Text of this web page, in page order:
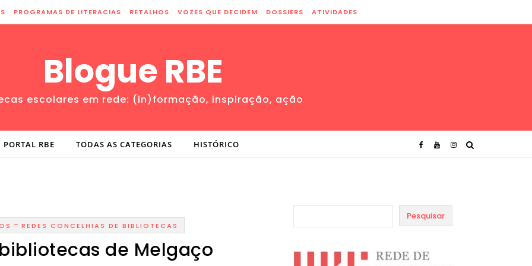
PROGRAMAS DE LITERACIAS RETALHOS VOZES QUE DECIDEM DOSSIERS ATIVIDADES
Blogue RBE
escolares em rede: (in)formação, inspiração, ação
PORTAL RBE TODAS AS CATEGORIAS HISTÓRICO
- REDES CONCELHIAS DE BIBLIOTECAS
de Melgaço
Pesquisar